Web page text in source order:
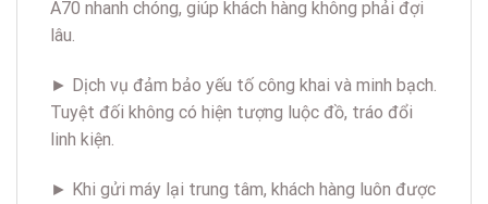
A70 nhanh chóng, giúp khách hàng không phải đợi
lâu.
► Dịch vụ đảm bảo yếu tố công khai và minh bạch.
Tuyệt đối không có hiện tượng luộc đồ, tráo đổi
linh kiện.
► Khi gửi máy lại trung tâm, khách hàng luôn được